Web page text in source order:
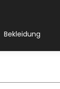
Bekleidung